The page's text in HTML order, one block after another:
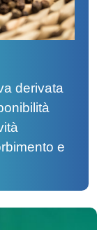
derivata
e